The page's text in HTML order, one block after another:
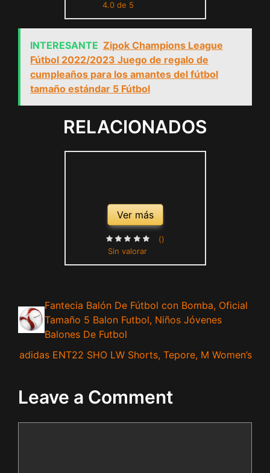
4.0 de 5
INTERESANTE Zipok Champions League
Fútbol 2022/2023 Juego de regalo de
cumpleaños para los amantes del fútbol
tamaño estándar 5 Fútbol
RELACIONADOS
Ver más
Sin valorar
()
Fantecia Balón De Fútbol con Bomba, Oficial
Tamaño 5 Balon Futbol, Niños Jóvenes
Balones De Futbol
adidas ENT22 SHO LW Shorts, Tepore, M Women’s
Leave a Comment